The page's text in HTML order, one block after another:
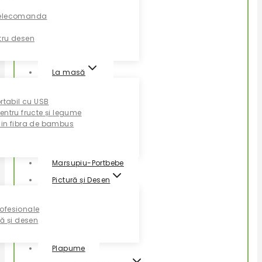
desen
La masă
cu USB
fructe și legume
fibra de bambus
Marsupiu-Portbebe
Pictură și Desen
și desen
Plapume